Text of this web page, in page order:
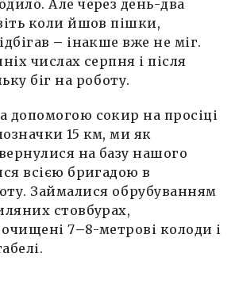
Але через день-два
коли йшов пішки,
– інакше вже не міг.
числах серпня і після
біг на роботу.
допомогою сокир на просіці
15 км, ми як
на базу нашого
всією бригадою в
Займалися обрубуванням
стовбурах,
7–8-метрові колоди і